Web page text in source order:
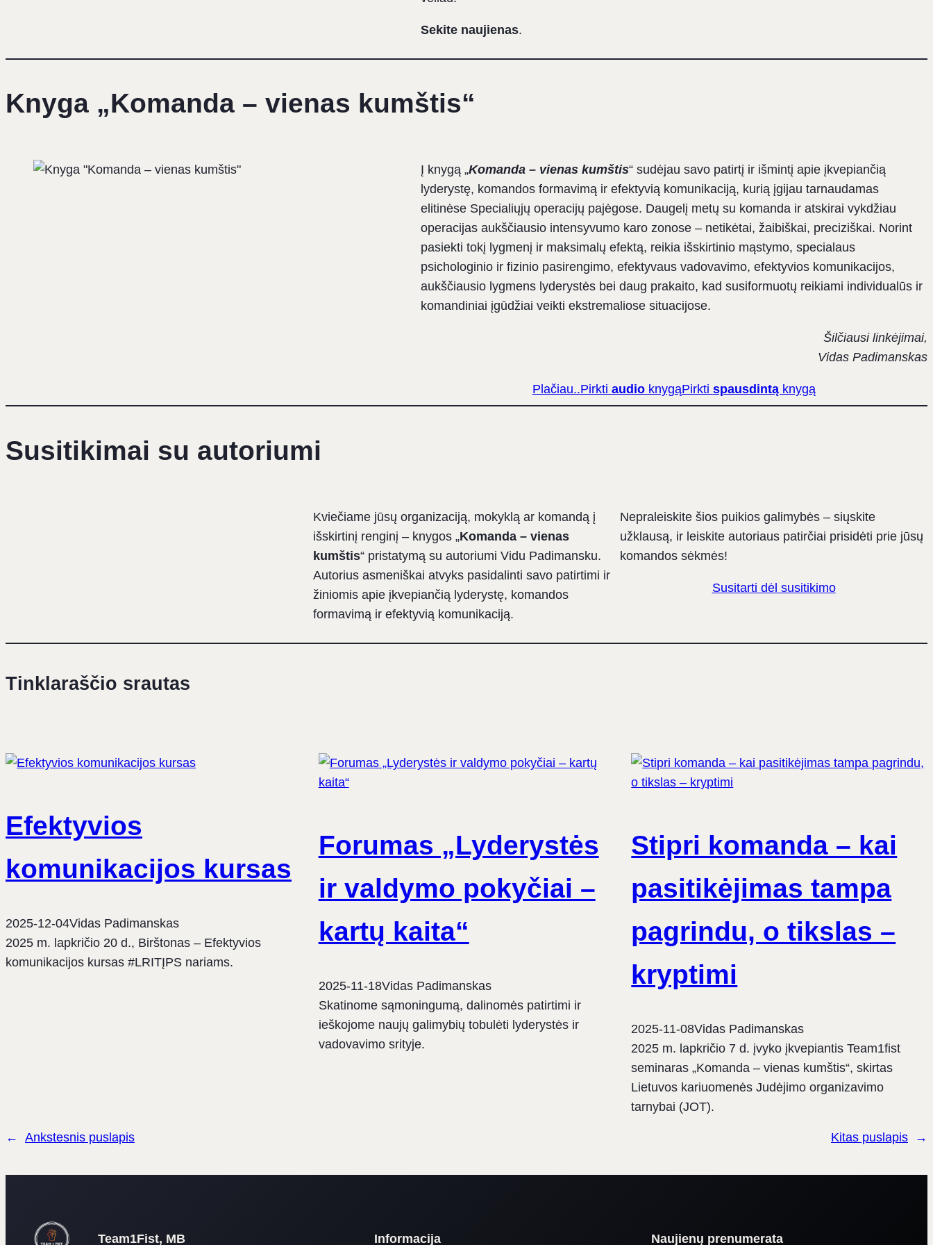
Sekite naujienas.
Knyga „Komanda – vienas kumštis“
Į knygą „Komanda – vienas kumštis“ sudėjau savo patirtį ir išmintį apie įkvepiančią
lyderystę, komandos formavimą ir efektyvią komunikaciją, kurią įgijau tarnaudamas
elitinėse Specialiųjų operacijų pajėgose. Daugelį metų su komanda ir atskirai vykdžiau
operacijas aukščiausio intensyvumo karo zonose – netikėtai, žaibiškai, preciziškai. Norint
pasiekti tokį lygmenį ir maksimalų efektą, reikia išskirtinio mąstymo, specialaus
psichologinio ir fizinio pasirengimo, efektyvaus vadovavimo, efektyvios komunikacijos,
aukščiausio lygmens lyderystės bei daug prakaito, kad susiformuotų reikiami individualūs ir
komandiniai įgūdžiai veikti ekstremaliose situacijose.
Šilčiausi linkėjimai,
Vidas Padimanskas
Plačiau..Pirkti audioknygąPirkti spausdintą knygą
Susitikimai su autoriumi
Kviečiame jūsų organizaciją, mokyklą ar komandą į
išskirtinį renginį – knygos „Komanda – vienas
kumštis“ pristatymą su autoriumi Vidu Padimansku.
Autorius asmeniškai atvyks pasidalinti savo patirtimi ir
žiniomis apie įkvepiančią lyderystę, komandos
formavimą ir efektyvią komunikaciją.
Nepraleiskite šios puikios galimybės – siųskite
užklausą, ir leiskite autoriaus patirčiai prisidėti prie jūsų
komandos sėkmės!
Susitarti dėl susitikimo
Tinklaraščio srautas
Efektyvios
komunikacijos kursas
2025-12-04Vidas Padimanskas
2025 m. lapkričio 20 d., Birštonas – Efektyvios
komunikacijos kursas #LRITĮPS nariams.
Forumas „Lyderystės
ir valdymo pokyčiai –
kartų kaita“
2025-11-18Vidas Padimanskas
Skatinome sąmoningumą, dalinomės patirtimi ir
ieškojome naujų galimybių tobulėti lyderystės ir
vadovavimo srityje.
Stipri komanda – kai
pasitikėjimas tampa
pagrindu, o tikslas –
kryptimi
2025-11-08Vidas Padimanskas
2025 m. lapkričio 7 d. įvyko įkvepiantis Team1fist
seminaras „Komanda – vienas kumštis“, skirtas
Lietuvos kariuomenės Judėjimo organizavimo
tarnybai (JOT).
← Ankstesnis puslapis Kitas puslapis →
Team1Fist, MB Informacija Naujienų prenumerata